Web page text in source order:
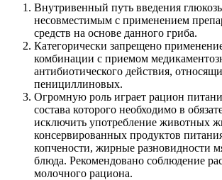
Внутривенный путь введения
несовместимым с применением
средств на основе данного гриба.
Категорически запрещено
комбинации с приемом
антибиотического действия,
пенициллиновых.
Огромную роль играет рацион
состава которого необходимо в
исключить употребление животных
консервированных продуктов
копчености, жирные разновидности
блюда. Рекомендовано соблюдение
молочного рациона.